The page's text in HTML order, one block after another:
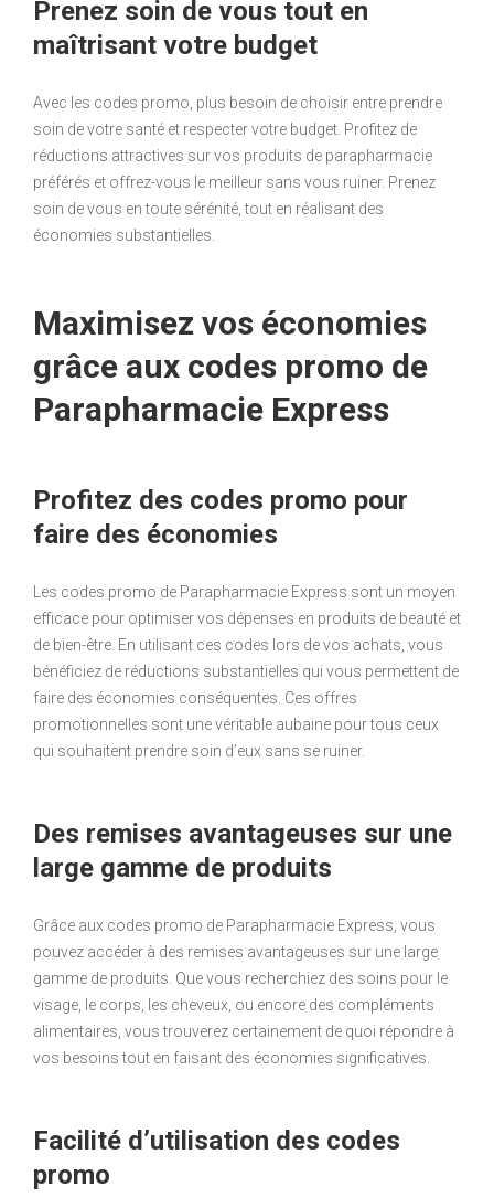
Prenez soin de vous tout en
maîtrisant votre budget
Avec les codes promo, plus besoin de choisir entre prendre
soin de votre santé et respecter votre budget. Profitez de
réductions attractives sur vos produits de parapharmacie
préférés et offrez-vous le meilleur sans vous ruiner. Prenez
soin de vous en toute sérénité, tout en réalisant des
économies substantielles.
Maximisez vos économies
grâce aux codes promo de
Parapharmacie Express
Profitez des codes promo pour
faire des économies
Les codes promo de Parapharmacie Express sont un moyen
efficace pour optimiser vos dépenses en produits de beauté et
de bien-être. En utilisant ces codes lors de vos achats, vous
bénéficiez de réductions substantielles qui vous permettent de
faire des économies conséquentes. Ces offres
promotionnelles sont une véritable aubaine pour tous ceux
qui souhaitent prendre soin d’eux sans se ruiner.
Des remises avantageuses sur une
large gamme de produits
Grâce aux codes promo de Parapharmacie Express, vous
pouvez accéder à des remises avantageuses sur une large
gamme de produits. Que vous recherchiez des soins pour le
visage, le corps, les cheveux, ou encore des compléments
alimentaires, vous trouverez certainement de quoi répondre à
vos besoins tout en faisant des économies significatives.
Facilité d’utilisation des codes
promo